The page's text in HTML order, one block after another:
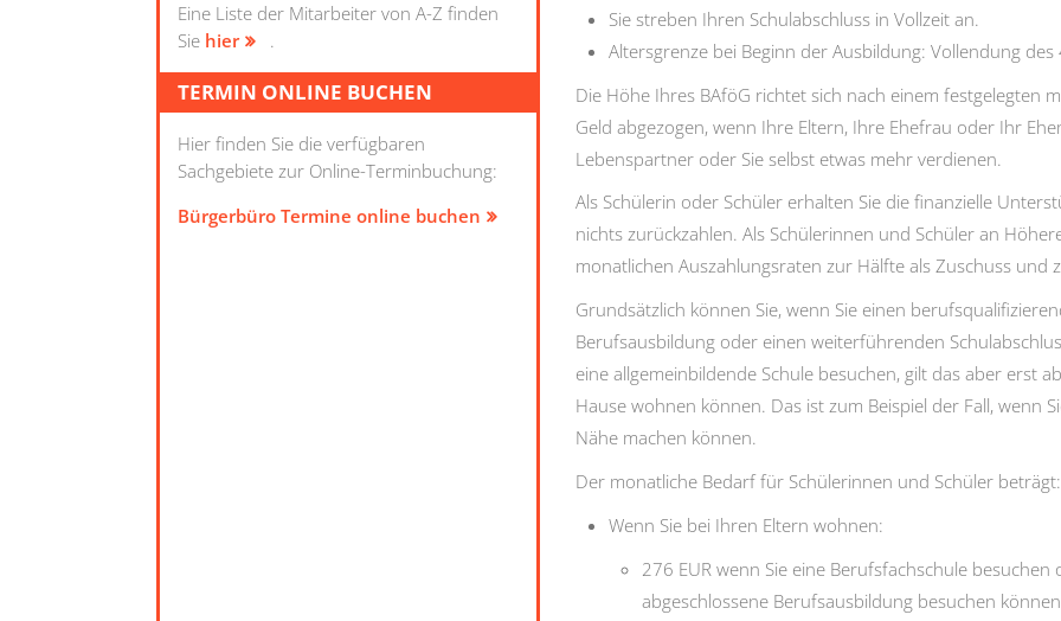
Eine Liste der Mitarbeiter von A-Z finden
Sie hier .
TERMIN ONLINE BUCHEN
Hier finden Sie die verfügbaren
Sachgebiete zur Online-Terminbuchung:
Bürgerbüro Termine online buchen
Sie streben Ihren Schulabschluss in Vollzeit an.
Altersgrenze bei Beginn der Ausbildung: Vollendung des
Die Höhe Ihres BAföG richtet sich nach einem festgelegten
Geld abgezogen, wenn Ihre Eltern, Ihre Ehefrau oder Ihr
Lebenspartner oder Sie selbst etwas mehr verdienen.
Als Schülerin oder Schüler erhalten Sie die finanzielle
nichts zurückzahlen. Als Schülerinnen und Schüler an
monatlichen Auszahlungsraten zur Hälfte als Zuschuss und
Grundsätzlich können Sie, wenn Sie einen
Berufsausbildung oder einen weiterführenden
eine allgemeinbildende Schule besuchen, gilt das aber erst
Hause wohnen können. Das ist zum Beispiel der Fall, wenn
Nähe machen können.
Der monatliche Bedarf für Schülerinnen und Schüler beträgt:
Wenn Sie bei Ihren Eltern wohnen:
276 EUR wenn Sie eine Berufsfachschule besuchen
abgeschlossene Berufsausbildung besuchen können